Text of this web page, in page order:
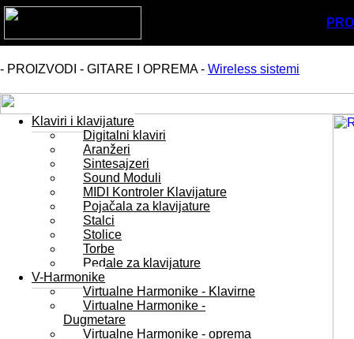
- PROIZVODI - GITARE I OPREMA - Wireless sistemi
Klaviri i klavijature
Digitalni klaviri
Aranžeri
Sintesajzeri
Sound Moduli
MIDI Kontroler Klavijature
Pojačala za klavijature
Stalci
Stolice
Torbe
Pedale za klavijature
V-Harmonike
Virtualne Harmonike - Klavirne
Virtualne Harmonike -
Dugmetare
Virtualne Harmonike - oprema